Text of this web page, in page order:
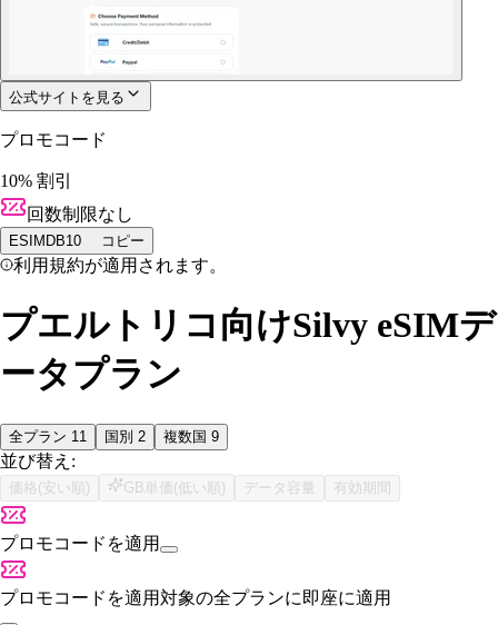
公式サイトを見る
プロモコード
10% 割引
回数制限なし
ESIMDB10 コピー
利用規約が適用されます。
プエルトリコ向けSilvy eSIMデ
ータプラン
全プラン 11 国別 2 複数国 9
並び替え:
価格(安い順) GB単価(低い順) データ容量 有効期間
プロモコードを適用
プロモコードを適用対象の全プランに即座に適用